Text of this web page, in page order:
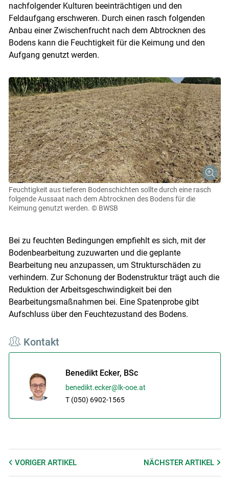
Skip to main content
nachfolgender Kulturen beeinträchtigen und den
Feldaufgang erschweren. Durch einen rasch folgenden
Anbau einer Zwischenfrucht nach dem Abtrocknen des
Bodens kann die Feuchtigkeit für die Keimung und den
Aufgang genutzt werden.
Feuchtigkeit aus tieferen Bodenschichten sollte durch eine rasch
folgende Aussaat nach dem Abtrocknen des Bodens für die
Keimung genutzt werden. © BWSB
Bei zu feuchten Bedingungen empfiehlt es sich, mit der
Bodenbearbeitung zuzuwarten und die geplante
Bearbeitung neu anzupassen, um Strukturschäden zu
verhindern. Zur Schonung der Bodenstruktur trägt auch die
Reduktion der Arbeitsgeschwindigkeit bei den
Bearbeitungsmaßnahmen bei. Eine Spatenprobe gibt
Aufschluss über den Feuchtezustand des Bodens.
Kontakt
Benedikt Ecker, BSc
benedikt.ecker@lk-ooe.at
T (050) 6902-1565
VORIGER ARTIKEL NÄCHSTERARTIKEL